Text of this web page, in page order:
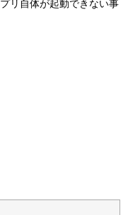
リ自体が起動できない事